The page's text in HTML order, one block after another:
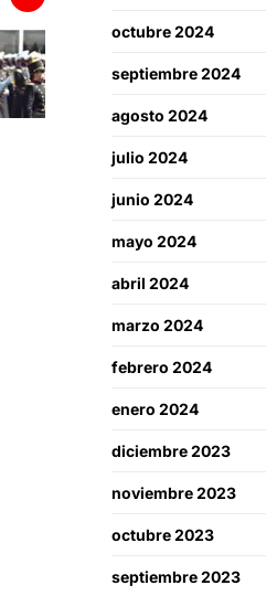
octubre 2024
septiembre 2024
agosto 2024
julio 2024
junio 2024
mayo 2024
abril 2024
marzo 2024
febrero 2024
enero 2024
diciembre 2023
noviembre 2023
octubre 2023
septiembre 2023